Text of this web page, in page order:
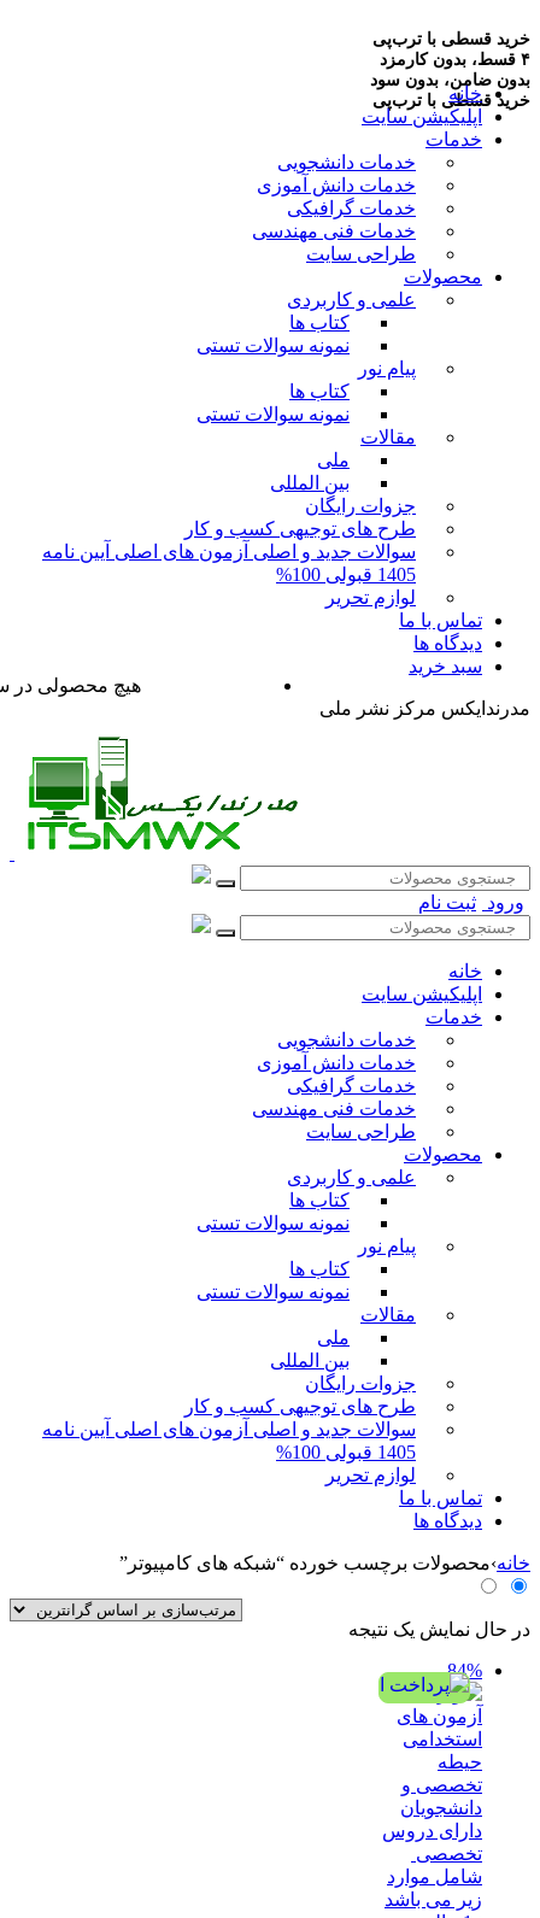
خرید قسطی با ترب‌پی
۴ قسط، بدون کارمزد
بدون ضامن، بدون سود
خرید قسطی با ترب‌پی
خانه
اپلیکیشن سایت
خدمات
خدمات دانشجویی
خدمات دانش آموزی
خدمات گرافیکی
خدمات فنی مهندسی
طراحی سایت
محصولات
علمی و کاربردی
کتاب ها
نمونه سوالات تستی
پیام نور
کتاب ها
نمونه سوالات تستی
مقالات
ملی
بین المللی
جزوات رایگان
طرح های توجیهی کسب و کار
سوالات جدید و اصلی آزمون های اصلی آیین نامه
1405 قبولی 100%
لوازم تحریر
تماس با ما
دیدگاه ها
هیچ محصولی در
سبد خرید
مدرندایکس مرکز نشر ملی
ورود ثبت نام
خانه
اپلیکیشن سایت
خدمات
خدمات دانشجویی
خدمات دانش آموزی
خدمات گرافیکی
خدمات فنی مهندسی
طراحی سایت
محصولات
علمی و کاربردی
کتاب ها
نمونه سوالات تستی
پیام نور
کتاب ها
نمونه سوالات تستی
مقالات
ملی
بین المللی
جزوات رایگان
طرح های توجیهی کسب و کار
سوالات جدید و اصلی آزمون های اصلی آیین نامه
1405 قبولی 100%
لوازم تحریر
تماس با ما
دیدگاه ها
خانه›محصولات برچسب خورده “شبکه های کامپیوتر”
در حال نمایش یک نتیجه
84%